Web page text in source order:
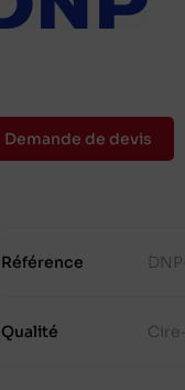
Demande de devis
Référence
Qualité